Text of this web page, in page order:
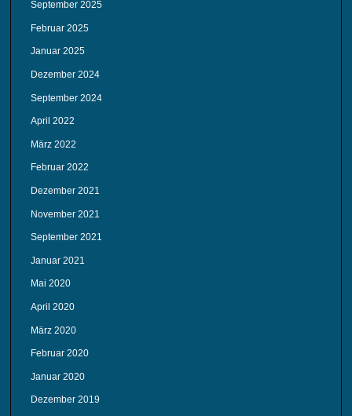
September 2025
Februar 2025
Januar 2025
Dezember 2024
September 2024
April 2022
März 2022
Februar 2022
Dezember 2021
November 2021
September 2021
Januar 2021
Mai 2020
April 2020
März 2020
Februar 2020
Januar 2020
Dezember 2019